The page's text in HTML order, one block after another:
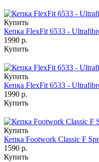
Купить
Кепка FlexFit 6533 -
1990 р.
Купить
Купить
Кепка FlexFit 6533 -
1990 р.
Купить
Купить
Кепка Footwork Classic F
1590 р.
Купить